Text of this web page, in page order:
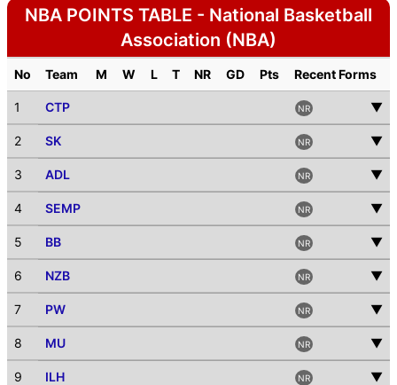
NBA POINTS TABLE - National Basketball
Association (NBA)
No Team M W L T NR GD Pts Recent Forms
1 CTP NR ▼
2 SK NR ▼
3 ADL NR ▼
4 SEMP NR ▼
5 BB NR ▼
6 NZB NR ▼
7 PW NR ▼
8 MU NR ▼
9 ILH NR ▼